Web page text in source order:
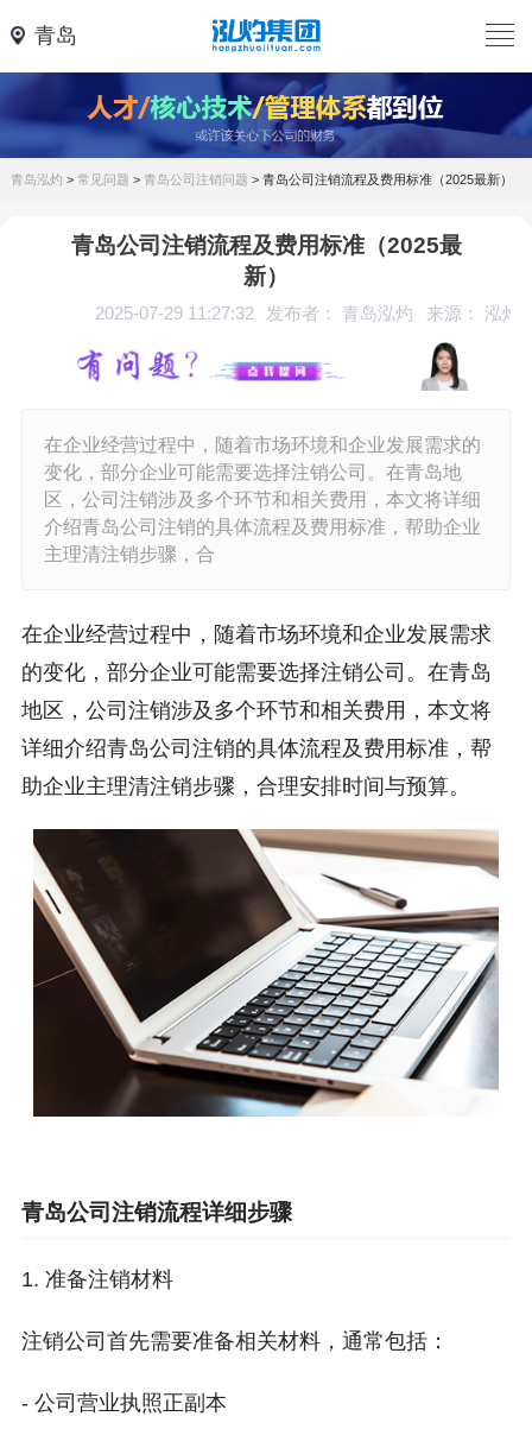
青岛
青岛泓灼 > 常见问题 > 青岛公司注销问题 > 青岛公司注销流程及费用标准（2025最新）
青岛公司注销流程及费用标准（2025最
新）
2025-07-29 11:27:32 发布者： 青岛泓灼 来源： 泓灼
在企业经营过程中，随着市场环境和企业发展需求的
变化，部分企业可能需要选择注销公司。在青岛地
区，公司注销涉及多个环节和相关费用，本文将详细
介绍青岛公司注销的具体流程及费用标准，帮助企业
主理清注销步骤，合
在企业经营过程中，随着市场环境和企业发展需求
的变化，部分企业可能需要选择注销公司。在青岛
地区，公司注销涉及多个环节和相关费用，本文将
详细介绍青岛公司注销的具体流程及费用标准，帮
助企业主理清注销步骤，合理安排时间与预算。
青岛公司注销流程详细步骤
1. 准备注销材料
注销公司首先需要准备相关材料，通常包括：
- 公司营业执照正副本